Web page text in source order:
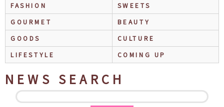
FASHION
SWEETS
GOURMET
BEAUTY
GOODS
CULTURE
LIFESTYLE
COMING UP
NEWS SEARCH